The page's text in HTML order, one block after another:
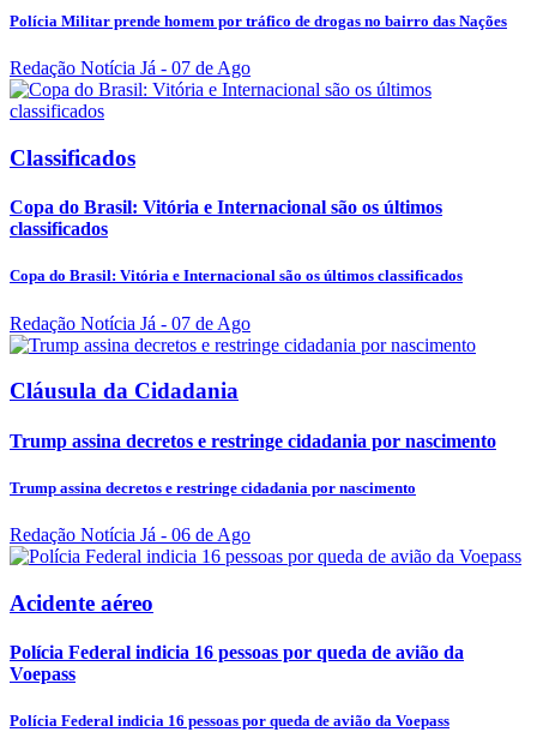
Polícia Militar prende homem por tráfico de drogas no bairro das Nações
Redação Notícia Já - 07 de Ago
Classificados
Copa do Brasil: Vitória e Internacional são os últimos
classificados
Copa do Brasil: Vitória e Internacional são os últimos classificados
Redação Notícia Já - 07 de Ago
Cláusula da Cidadania
Trump assina decretos e restringe cidadania por nascimento
Trump assina decretos e restringe cidadania por nascimento
Redação Notícia Já - 06 de Ago
Acidente aéreo
Polícia Federal indicia 16 pessoas por queda de avião da
Voepass
Polícia Federal indicia 16 pessoas por queda de avião da Voepass